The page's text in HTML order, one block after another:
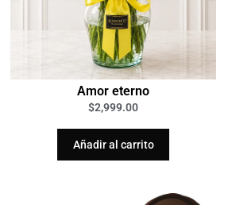
Amor eterno
$2,999.00
Añadir al carrito